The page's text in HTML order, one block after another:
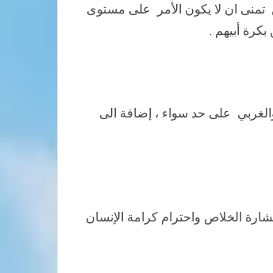
تمنى ان لا يكون الأمر على مستوى
أبيهم .
على حد سواء ، إضافة الى
الخلاص واحترام كرامة الإنسان